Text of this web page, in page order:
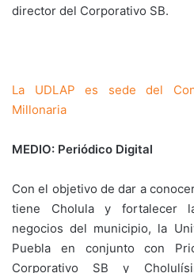
director del Corporativo SB.
La UDLAP es sede del
Millonaria
MEDIO: Periódico Digital
Con el objetivo de dar a
tiene Cholula y fortalecer
negocios del municipio, la
Puebla en conjunto con
Corporativo SB y